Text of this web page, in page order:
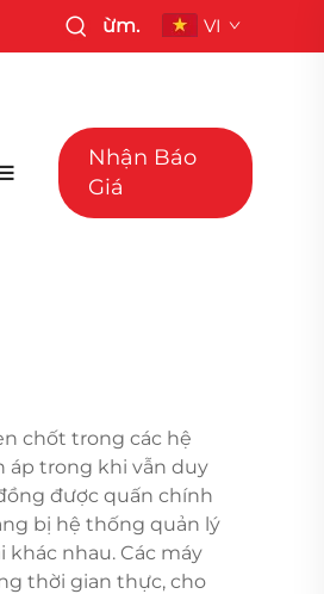
ừm. VI
Nhận Báo
Giá
chốt trong các hệ
áp trong khi vẫn duy
được quấn chính
bị hệ thống quản lý
nhau. Các máy
thời gian thực, cho